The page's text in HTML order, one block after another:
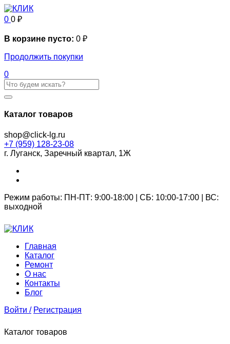
0 0 ₽
В корзине пусто: 0 ₽
Продолжить покупки
0
Каталог товаров
shop@click-lg.ru
+7 (959) 128-23-08
г. Луганск, Заречный квартал, 1Ж
Режим работы: ПН-ПТ: 9:00-18:00 | СБ: 10:00-17:00 | ВС:
выходной
Главная
Каталог
Ремонт
О нас
Контакты
Блог
Войти / Регистрация
Каталог товаров